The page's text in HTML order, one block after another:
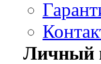
Личный